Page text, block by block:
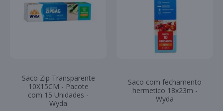
Saco Zip Transparente
10X15CM - Pacote
com 15 Unidades -
Wyda
Saco com fechamento
hermetico 18x23m -
Wyda